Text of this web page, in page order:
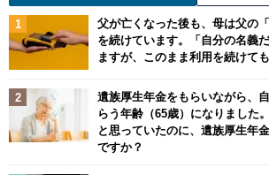
父が亡くなった後も、母は父の
を続けています。「自分の名義
ますが、このまま利用を続けて
遺族厚生年金をもらいながら、
らう年齢（65歳）になりました
と思っていたのに、遺族厚生年
ですか？